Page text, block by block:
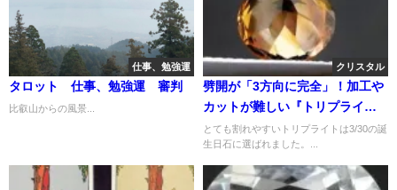
仕事、勉強運
タロット 仕事、勉強運 審判
比叡山からの風景...
クリスタル
劈開が「3方向に完全」！加工や
カットが難しい『トリプライ
ト』
とても割れやすいトリプライトは3/30の誕
生日石に選ばれました。...